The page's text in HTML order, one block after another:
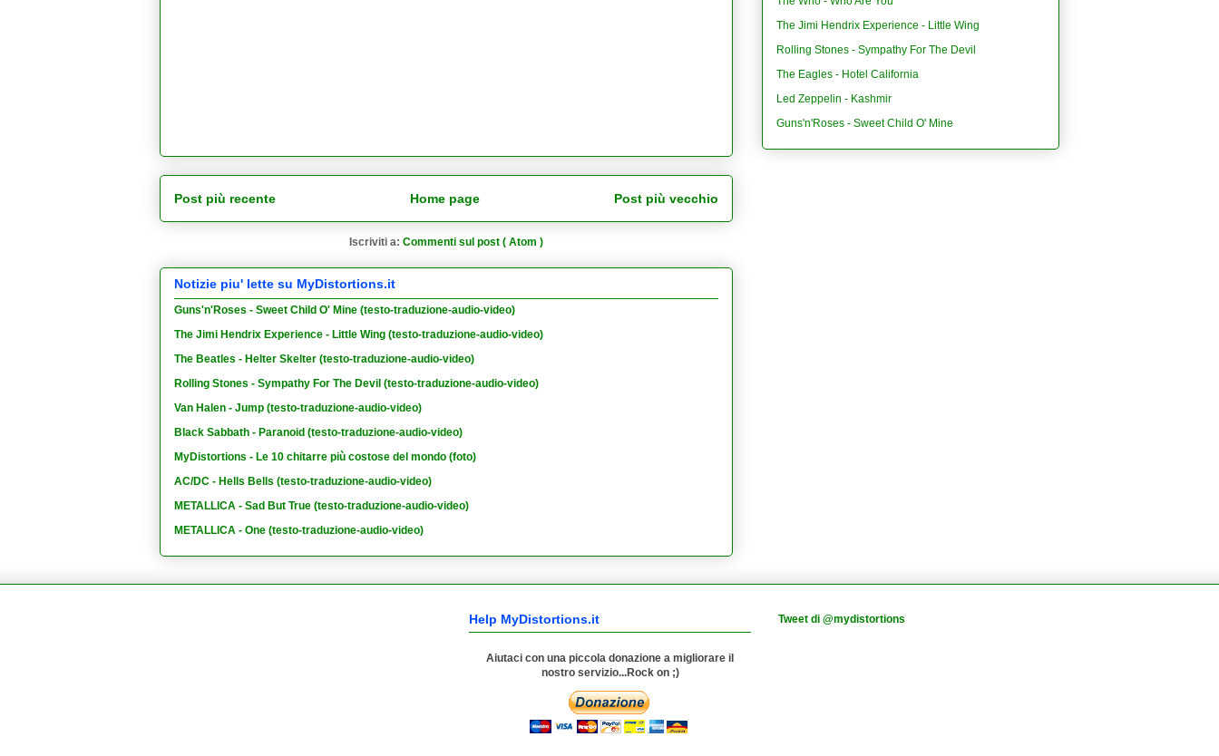
Post più recente Post più vecchio
Home page
Iscriviti a: Commenti sul post ( Atom )
Notizie piu' lette su MyDistortions.it
Guns'n'Roses - Sweet Child O' Mine (testo-traduzione-audio-video)
The Jimi Hendrix Experience - Little Wing (testo-traduzione-audio-video)
The Beatles - Helter Skelter (testo-traduzione-audio-video)
Rolling Stones - Sympathy For The Devil (testo-traduzione-audio-video)
Van Halen - Jump (testo-traduzione-audio-video)
Black Sabbath - Paranoid (testo-traduzione-audio-video)
MyDistortions - Le 10 chitarre più costose del mondo (foto)
AC/DC - Hells Bells (testo-traduzione-audio-video)
METALLICA - Sad But True (testo-traduzione-audio-video)
METALLICA - One (testo-traduzione-audio-video)
The Jimi Hendrix Experience - Little Wing
Rolling Stones - Sympathy For The Devil
The Eagles - Hotel California
Led Zeppelin - Kashmir
Guns'n'Roses - Sweet Child O' Mine
Help MyDistortions.it
Aiutaci con una piccola donazione a migliorare il
nostro servizio...Rock on ;)
Tweet di @mydistortions